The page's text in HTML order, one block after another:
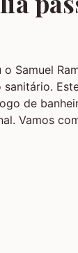
Samuel
de
Vamos